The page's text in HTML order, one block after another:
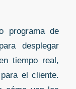
programa de
desplegar
tiempo real,
el cliente.